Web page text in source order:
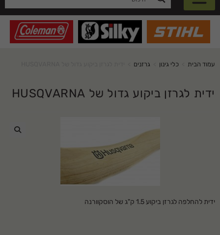
עמוד הבית כלי גינון גרזנים
ידית לגרזן ביקוע גדול של HUSQVARNA
ידית להחלפה לגרזן ביקוע 1.5 ק"ג של הוסקוורנה